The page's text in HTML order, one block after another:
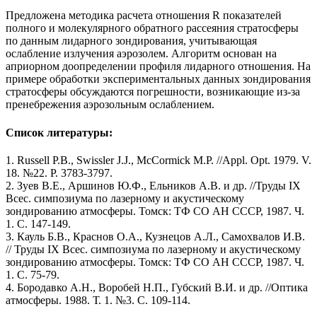
Предложена методика расчета отношения R показателей
полного и молекулярного обратного рассеяния стратосферы
по данным лидарного зондирования, учитывающая
ослабление излучения аэрозолем. Алгоритм основан на
априорном доопределении профиля лидарного отношения. На
примере обработки экспериментальных данных зондирования
стратосферы обсуждаются погрешности, возникающие из-за
пренебрежения аэрозольным ослаблением.
Список литературы:
1. Russell Р.В., Swissler J.J., McCormick M.P. //Appl. Opt. 1979. V.
18. №22. P. 3783-3797.
2. Зуев В.E., Аршинов Ю.Ф., Ельников А.В. и др. //Труды IX
Всес. симпозиума по лазерному и акустическому
зондированию атмосферы. Томск: ТФ СО АН СССР, 1987. Ч.
1. С. 147-149.
3. Кауль Б.В., Краснов О.А., Кузнецов А.Л., Самохвалов И.В.
// Труды IX Всес. симпозиума по лазерному и акустическому
зондированию атмосферы. Томск: ТФ СО АН СССР, 1987. Ч.
1. С. 75-79.
4. Бородавко А.Н., Воробей Н.П., Губский В.И. и др. //Оптика
атмосферы. 1988. Т. 1. №3. С. 109-114.